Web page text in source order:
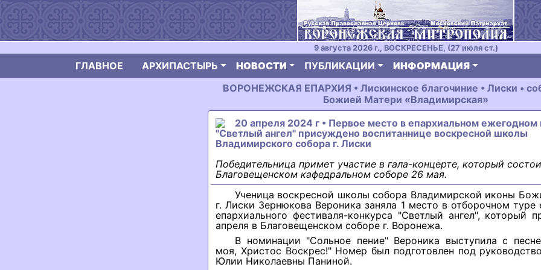
9 августа 2026 г., ВОСКРЕСЕНЬЕ, (27 июля ст.)
ГЛАВНОЕ АРХИПАСТЫРЬ НОВОСТИ ПУБЛИКАЦИИ
ИНФОРМАЦИЯ
ВОРОНЕЖСКАЯ ЕПАРХИЯ • Лискинское благочиние • Лиски •
Божией Матери «Владимирская»
20 апреля 2024 г • Первое место в епархиальном ежегодном
"Светлый ангел" присуждено воспитаннице воскресной школы
Владимирского собора г. Лиски
Победительница примет участие в гала-концерте, который
Благовещенском кафедральном соборе 26 мая.
Ученица воскресной школы собора Владимирской иконы
г. Лиски Зернюкова Вероника заняла 1 место в отборочном туре
епархиального фестиваля-конкурса "Светлый ангел", который
апреля в Благовещенском соборе г. Воронежа.
В номинации "Сольное пение" Вероника выступила с
моя, Христос Воскрес!" Номер был подготовлен под
Юлии Николаевны Паниной.